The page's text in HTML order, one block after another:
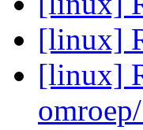
[linux]
[linux]